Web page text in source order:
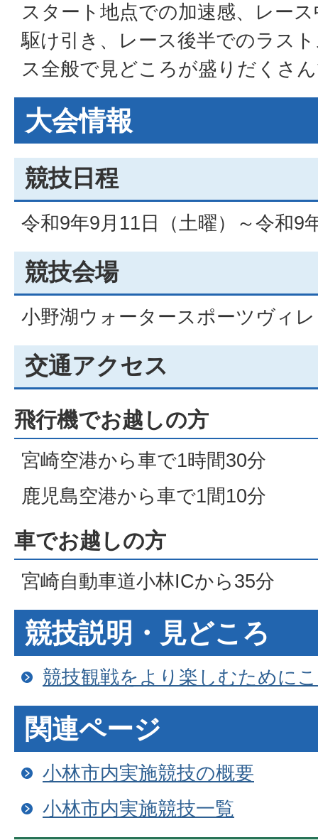
スタート地点での加速感、レー
駆け引き、レース後半でのラス
ス全般で見どころが盛りだくさ
大会情報
競技日程
令和9年9月11日（土曜）～令和9
競技会場
小野湖ウォータースポーツヴィ
交通アクセス
飛行機でお越しの方
宮崎空港から車で1時間30分
鹿児島空港から車で1間10分
車でお越しの方
宮崎自動車道小林ICから35分
競技説明・見どころ
競技観戦をより楽しむために
関連ページ
小林市内実施競技の概要
小林市内実施競技一覧